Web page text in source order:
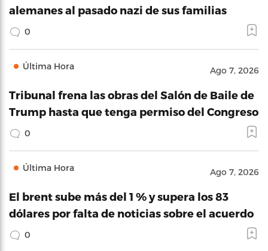
alemanes al pasado nazi de sus familias
0
Última Hora Ago 7, 2026
Tribunal frena las obras del Salón de Baile de
Trump hasta que tenga permiso del Congreso
0
Última Hora Ago 7, 2026
El brent sube más del 1 % y supera los 83
dólares por falta de noticias sobre el acuerdo
0